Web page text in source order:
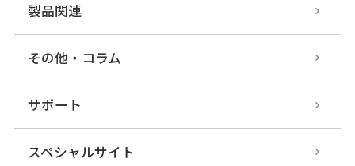
製品関連
その他・コラム
サポート
スペシャルサイト